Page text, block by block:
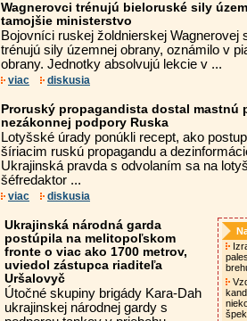
Wagnerovci trénujú bieloruské sily
tamojšie ministerstvo
Bojovníci ruskej žoldnierskej Wagnerovej
trénujú sily územnej obrany, oznámilo v
obrany. Jednotky absolvujú lekcie v ...
viac diskusia
Proruský propagandista dostal mastnú
nezákonnej podpory Ruska
Lotyšské úrady ponúkli recept, ako
šíriacim ruskú propagandu a
Ukrajinská pravda s odvolaním sa na
šéfredaktor ...
viac diskusia
Ukrajinská národná garda
postúpila na melitopoľskom
fronte o viac ako 1700 metrov,
uviedol zástupca riaditeľa
Uršalovyč
Útočné skupiny brigády Kara-Dah
ukrajinskej národnej gardy s